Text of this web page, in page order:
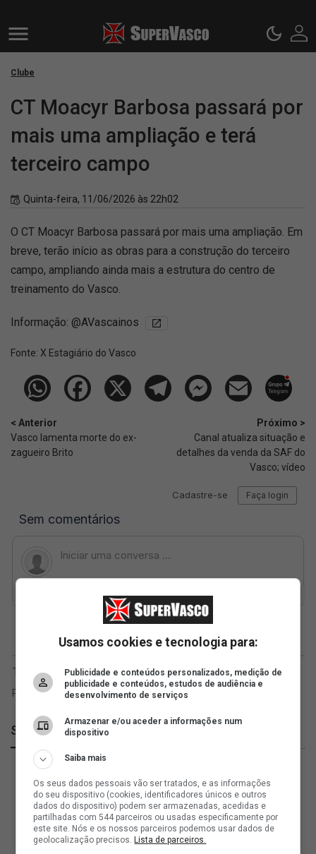
Clube
CT Moacyr Barbosa passará por
mais uma ampliação e terá
terceiro campo
Quinta-feira, 11/06/2026 às 22h02
O CT Moacyr Barbosa passará por mais uma ampliação. Em
breve, terão início as obras para a construção do terceiro
campo, ampliando ainda mais a estrutura do centro de
treinamento do Vasco.
Informação: @AVascainos
Fonte: X Estagiário do Vasco
< Anterior
Vasco lamenta morte do ex-
zagueiro Brito
Próximo >
Canal atualiza situação e
detalhes da venda da SAF do
Vasco; vídeo
SuperVasco
Usamos cookies e tecnologia para:
Publicidade e conteúdos personalizados, medição de
publicidade e conteúdos, estudos de audiência e
desenvolvimento de serviços
Armazenar e/ou aceder a informações num
dispositivo
Saiba mais
Os seus dados pessoais vão ser tratados, e as informações
do seu dispositivo (cookies, identificadores únicos e outros
dados do dispositivo) podem ser armazenadas, acedidas e
partilhadas com 544 parceiros ou usadas especificamente por
este site. Nós e os nossos parceiros podemos usar dados de
geolocalização precisos. Lista de parceiros.